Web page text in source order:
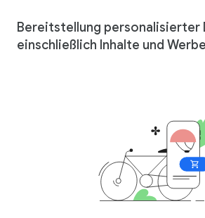
Bereitstellung personalisierter
einschließlich Inhalte und